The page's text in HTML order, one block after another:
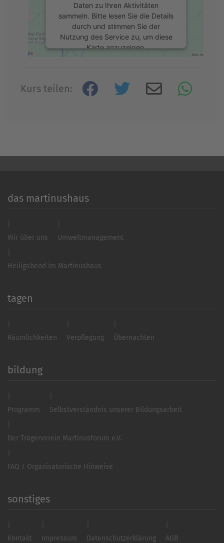
Daten zu Ihren Aktivitäten
sammeln. Bitte lesen Sie die Details
durch und stimmen Sie der
Nutzung des Service zu, um diese
Karte anzuzeigen.
Kurs teilen:
das martinushaus
Wir über uns Umweltmanagement
Heiligabend im Martinushaus
tagen
Räumlichkeiten Verpflegung Übernachten
bildung
Programm Selbstverständnis unserer Bildungsarbeit
Der Trägerverein Martinusforum e.V.
FAQ / Organisatorische Hinweise
sonstiges
Kontakt Impressum Datenschutzerklärung AGB